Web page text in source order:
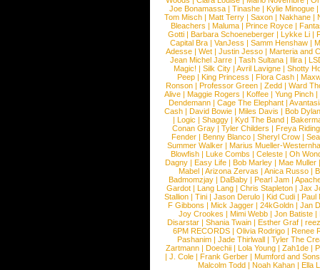
Joe Bonamassa | Tinashe | Kylie Minogue |
Tom Misch |Matt Terry |Saxon |Nakhane |
Bleachers | Maluma | Prince Royce |
Gotti |Barbara Schoeneberger |Lykke Li |
Capital Bra |VanJess |Samm Henshaw |
Adesse |Wet |Justin Jesso |Marteria and
Jean Michel Jarre |Tash Sultana | Ilira |
Magic! | Silk City | Avril Lavigne | Shotty
Peep |King Princess |Flora Cash |
Ronson |Professor Green |Zedd |Ward
Alive |Maggie Rogers |Koffee |Yung Pinch |
Dendemann |Cage The Elephant |
Cash | David Bowie | Miles Davis | Bob Dylan
|Logic |Shaggy |Kyd The Band |
Conan Gray |Tyler Childers |Freya
Fender |Benny Blanco |Sheryl Crow |
Summer Walker |Marius Mueller-
Blowfish | Luke Combs | Celeste | Oh
Dagny |Easy Life |Bob Marley |Mae Muller
Mabel |Arizona Zervas |Anica Russo |
Badmomzjay |DaBaby |Pearl Jam |
Gardot | Lang Lang | Chris Stapleton | Jax
Stallion |Tini |Jason Derulo |Kid Cudi |Paul
F Gibbons | Mick Jagger | 24kGoldn | Jan
Joy Crookes | Mimi Webb | Jon Batiste |
Disarstar | Shania Twain | Esther Graf |
6PM RECORDS | Olivia Rodrigo | Renee
Pashanim |Jade Thirlwall |Tyler The
Zartmann | Doechii | Lola Young | Zah1de |
| J. Cole | Frank Gerber | Mumford and Sons
Malcolm Todd | Noah Kahan | Ella